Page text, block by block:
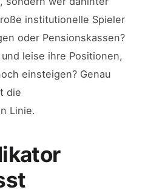
institutionelle Spieler
oder Pensionskassen?
leise ihre Positionen,
einsteigen? Genau
die
Linie.